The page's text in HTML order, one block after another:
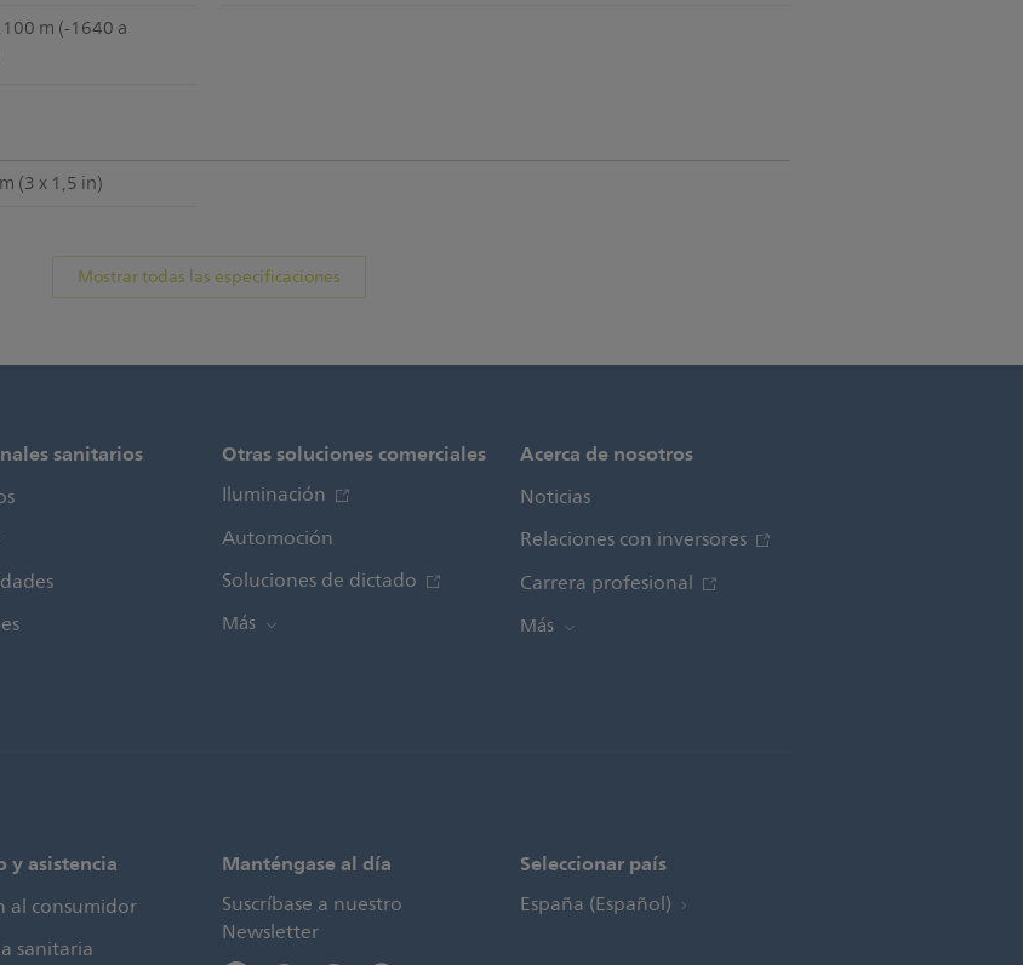
m (-1640 a
(3 x 1,5 in)
Mostrar todas las especificaciones
sanitarios Otras soluciones comerciales
Iluminación
Automoción
Soluciones de dictado
Más
Acerca de nosotros
Noticias
Relaciones con inversores
Carrera profesional
Más
y asistencia
al consumidor
sanitaria
Manténgase al día
Suscríbase a nuestro
Newsletter
Seleccionar país
España (Español)